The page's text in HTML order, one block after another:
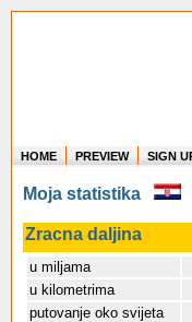
HOME PREVIEW SIGN
Moja statistika
Zracna daljina
u miljama
u kilometrima
putovanje oko svijeta